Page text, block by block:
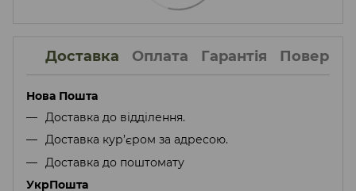
Доставка Оплата Гарантія
Нова Пошта
Доставка до відділення.
Доставка кур’єром за адресою.
Доставка до поштомату
УкрПошта